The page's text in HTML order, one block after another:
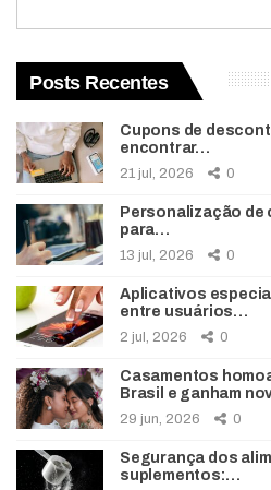
Posts Recentes
Cupons de
encontrar…
21 jul, 2026 0
Personalização
para…
13 jul, 2026 0
Aplicativos
entre usuários…
2 jul, 2026 0
Casamentos
Brasil e ganham
29 jun, 2026 0
Segurança dos
suplementos:…